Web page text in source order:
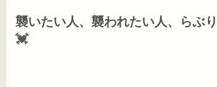
襲いたい人、襲われたい人、らぶ
💓